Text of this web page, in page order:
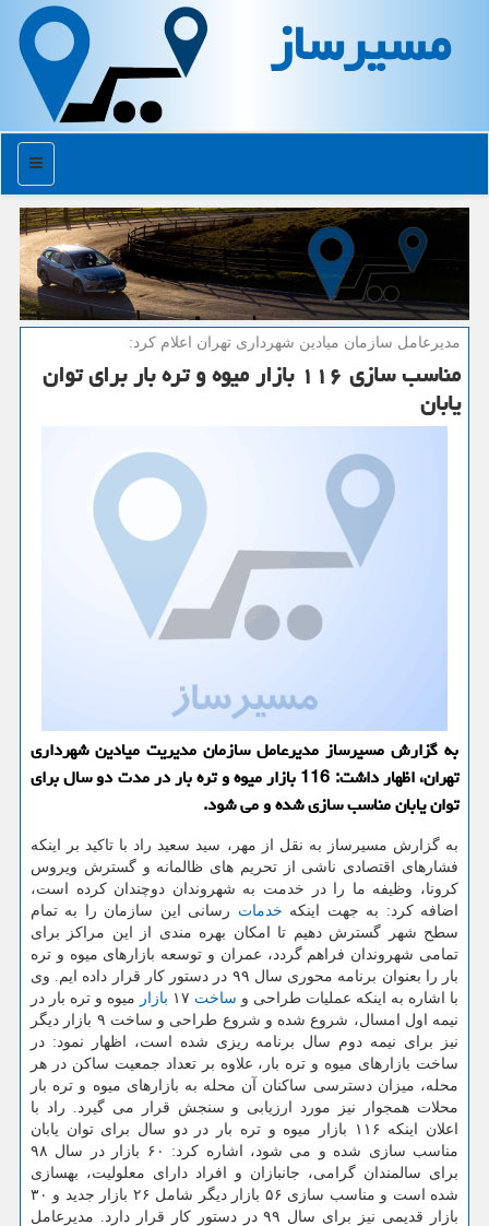
مسیرساز
منو
مدیرعامل سازمان میادین شهرداری تهران اعلام كرد:
مناسب سازی ۱۱۶ بازار میوه و تره بار برای توان
یابان
به گزارش مسیرساز مدیرعامل سازمان مدیریت میادین شهرداری
تهران، اظهار داشت: 116 بازار میوه و تره بار در مدت دو سال برای
توان یابان مناسب سازی شده و می شود.
به گزارش مسیرساز به نقل از مهر، سید سعید راد با تاکید بر اینکه
فشارهای اقتصادی ناشی از تحریم های ظالمانه و گسترش ویروس
کرونا، وظیفه ما را در خدمت به شهروندان دوچندان کرده است،
اضافه کرد: به جهت اینکه خدمات رسانی این سازمان را به تمام
سطح شهر گسترش دهیم تا امکان بهره مندی از این مراکز برای
تمامی شهروندان فراهم گردد، عمران و توسعه بازارهای میوه و تره
بار را بعنوان برنامه محوری سال ۹۹ در دستور کار قرار داده ایم. وی
با اشاره به اینکه عملیات طراحی و ساخت بازار میوه و تره بار در
نیمه اول امسال، شروع شده و شروع طراحی و ساخت ۹ بازار دیگر
نیز برای نیمه دوم سال برنامه ریزی شده است، اظهار نمود: در
ساخت بازارهای میوه و تره بار، علاوه بر تعداد جمعیت ساکن در هر
محله، میزان دسترسی ساکنان آن محله به بازارهای میوه و تره بار
محلات همجوار نیز مورد ارزیابی و سنجش قرار می گیرد. راد با
اعلان اینکه ۱۱۶ بازار میوه و تره بار در دو سال برای توان یابان
مناسب سازی شده و می شود، اشاره کرد: ۶۰ بازار در سال ۹۸
برای سالمندان گرامی، جانبازان و افراد دارای معلولیت، بهسازی
شده است و مناسب سازی ۵۶ بازار دیگر شامل ۲۶ بازار جدید و ۳۰
بازار قدیمی نیز برای سال ۹۹ در دستور کار قرار دارد. مدیرعامل